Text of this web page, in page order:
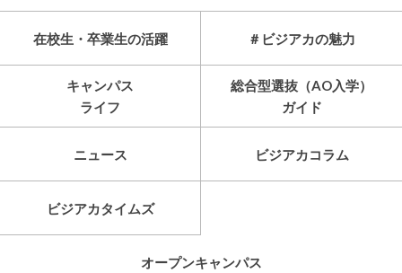
在校生・卒業生の活躍 ＃ビジアカの魅力
キャンパス
ライフ
総合型選抜（AO入学）
ガイド
ニュース ビジアカコラム
ビジアカタイムズ
オープンキャンパス